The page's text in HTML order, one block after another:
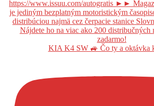
KIA K4 SW 🚙 Čo ty a oktávka